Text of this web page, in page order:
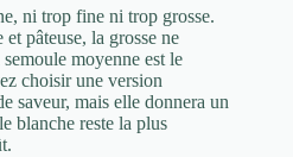
ni trop fine ni trop grosse.
pâteuse, la grosse ne
moyenne est le
choisir une version
saveur, mais elle donnera un
blanche reste la plus